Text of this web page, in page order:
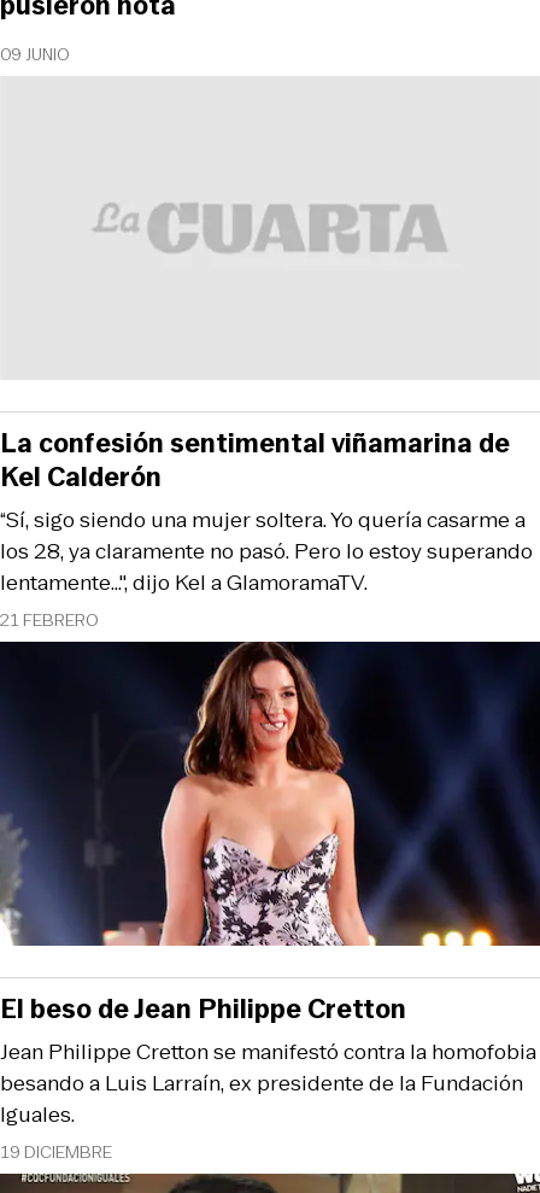
09 JUNIO
21 FEBRERO
“Sí, sigo siendo una mujer soltera. Yo quería casarme a
los 28, ya claramente no pasó. Pero lo estoy superando
lentamente...", dijo Kel a GlamoramaTV.
La confesión sentimental viñamarina de
Kel Calderón
19 DICIEMBRE
Jean Philippe Cretton se manifestó contra la homofobia
besando a Luis Larraín, ex presidente de la Fundación
Iguales.
El beso de Jean Philippe Cretton